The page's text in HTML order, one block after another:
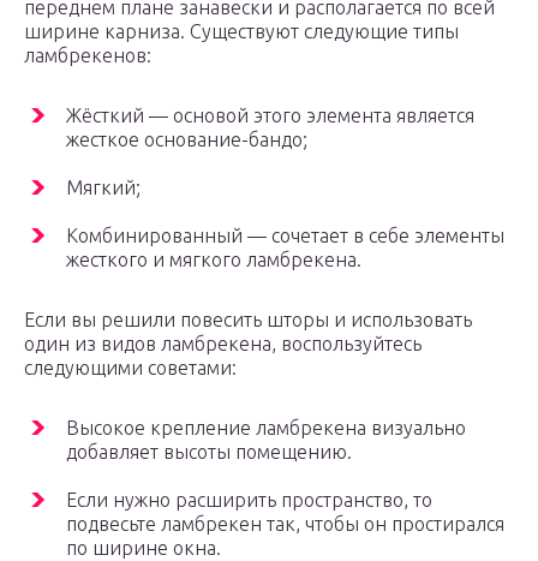
переднем плане занавески и располагается по всей
ширине карниза. Существуют следующие типы
ламбрекенов:
Жёсткий — основой этого элемента является
жесткое основание-бандо;
Мягкий;
Комбинированный — сочетает в себе элементы
жесткого и мягкого ламбрекена.
Если вы решили повесить шторы и использовать
один из видов ламбрекена, воспользуйтесь
следующими советами:
Высокое крепление ламбрекена визуально
добавляет высоты помещению.
Если нужно расширить пространство, то
подвесьте ламбрекен так, чтобы он простирался
по ширине окна.